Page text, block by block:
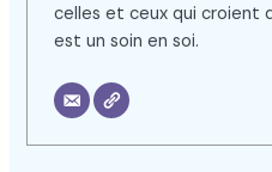
celles et ceux qui croient
est un soin en soi.